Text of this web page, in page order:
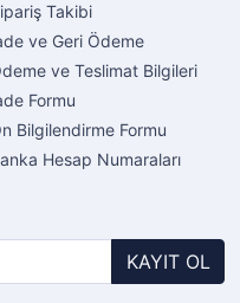
Takibi
ve Geri Ödeme
ve Teslimat Bilgileri
Formu
Bilgilendirme Formu
Hesap Numaraları
KAYIT OL